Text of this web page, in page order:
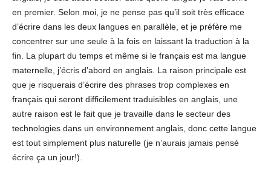
en premier. Selon moi, je ne pense pas qu’il soit très efficace
d’écrire dans les deux langues en parallèle, et je préfère me
concentrer sur une seule à la fois en laissant la traduction à la
fin. La plupart du temps et même si le français est ma langue
maternelle, j’écris d’abord en anglais. La raison principale est
que je risquerais d’écrire des phrases trop complexes en
français qui seront difficilement traduisibles en anglais, une
autre raison est le fait que je travaille dans le secteur des
technologies dans un environnement anglais, donc cette langue
est tout simplement plus naturelle (je n’aurais jamais pensé
écrire ça un jour!).